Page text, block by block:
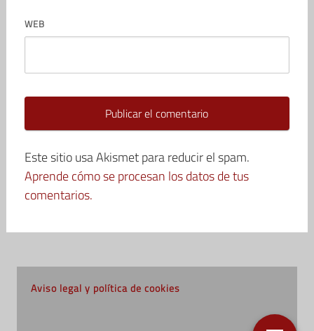
WEB
Este sitio usa Akismet para reducir el spam.
Aprende cómo se procesan los datos de tus
comentarios.
Aviso legal y política de cookies